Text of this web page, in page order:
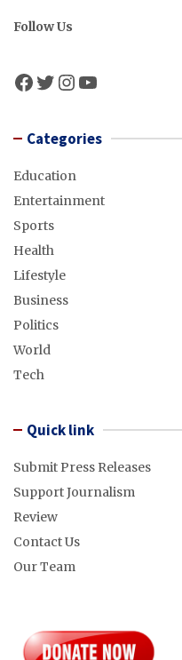
Follow Us
Facebook
Twitter
Instagram
YouTube
Categories
Education
Entertainment
Sports
Health
Lifestyle
Business
Politics
World
Tech
Quick link
Submit Press Releases
Support Journalism
Review
Contact Us
Our Team